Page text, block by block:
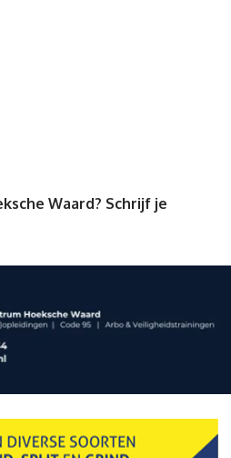
Waard? Schrijf je